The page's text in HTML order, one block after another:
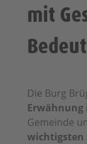
mit
Die Burg
Erwähnung
Gemeinde
wichtigsten